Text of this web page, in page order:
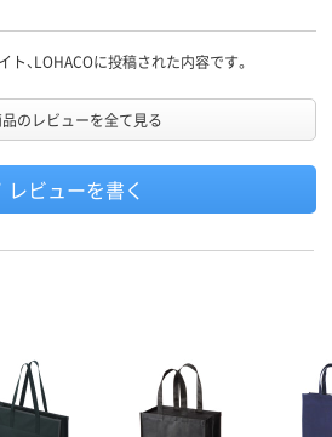
、LOHACOに投稿された内容です。
品のレビューを全て見る
レビューを書く